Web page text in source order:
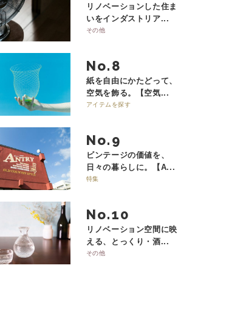
リノベーションした住ま
いをインダストリア...
その他
No.
紙を自由にかたどって、
空気を飾る。【空気...
アイテムを探す
No.
ビンテージの価値を、
日々の暮らしに。【A...
特集
No.
リノベーション空間に映
える、とっくり・酒...
その他